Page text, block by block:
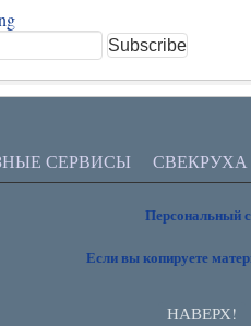
СЕРВИСЫ СВЕКРУХА
Персональный
Если вы копируете
НАВЕРХ!